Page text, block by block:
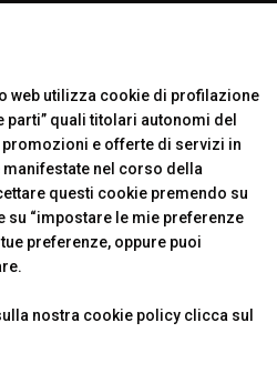
web utilizza cookie di profilazione
parti” quali titolari autonomi del
e offerte di servizi in
manifestate nel corso della
questi cookie premendo su
su “impostare le mie preferenze
preferenze, oppure puoi
nostra cookie policy clicca sul